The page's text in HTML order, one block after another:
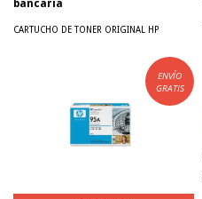
bancaria
CARTUCHO DE TONER ORIGINAL HP
ENVÍO
GRATIS